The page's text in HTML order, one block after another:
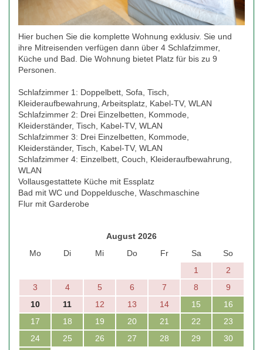
Hier buchen Sie die komplette Wohnung exklusiv. Sie und
ihre Mitreisenden verfügen dann über 4 Schlafzimmer,
Küche und Bad. Die Wohnung bietet Platz für bis zu 9
Personen.
Schlafzimmer 1: Doppelbett, Sofa, Tisch,
Kleideraufbewahrung, Arbeitsplatz, Kabel-TV, WLAN
Schlafzimmer 2: Drei Einzelbetten, Kommode,
Kleiderständer, Tisch, Kabel-TV, WLAN
Schlafzimmer 3: Drei Einzelbetten, Kommode,
Kleiderständer, Tisch, Kabel-TV, WLAN
Schlafzimmer 4: Einzelbett, Couch, Kleideraufbewahrung,
WLAN
Vollausgestattete Küche mit Essplatz
Bad mit WC und Doppeldusche, Waschmaschine
Flur mit Garderobe
August 2026
Mo
Di Mi Do Fr Sa
So
1
2
3
4 5 6 7 8
9
10
11 12 13 14 15
16
17
18 19 20 21 22
23
24
25 26 27 28 29
30